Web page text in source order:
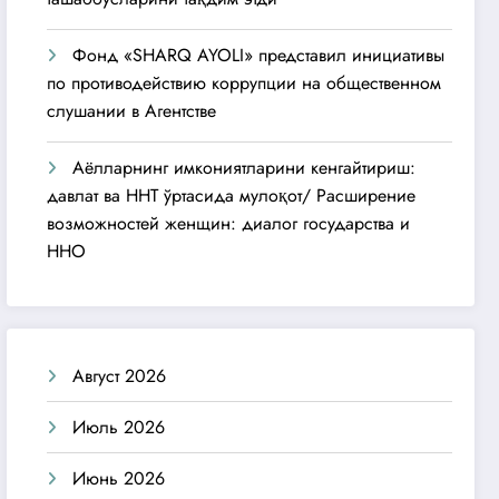
Фонд «SHARQ AYOLI» представил инициативы
по противодействию коррупции на общественном
слушании в Агентстве
Аёлларнинг имкониятларини кенгайтириш:
давлат ва ННТ ўртасида мулоқот/ Расширение
возможностей женщин: диалог государства и
ННО
Август 2026
Июль 2026
Июнь 2026